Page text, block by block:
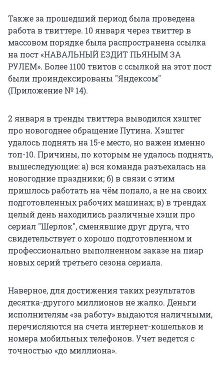
Также за прошедший период была проведена
работа в твиттере. 10 января через твиттер в
массовом порядке была распространена ссылка
на пост «НАВАЛЬНЫЙ ЕЗДИТ ПЬЯНЫМ ЗА
РУЛЕМ». Более 1100 твитов с ссылкой на этот пост
были проиндексированы "Яндексом"
(Приложение № 14).
2 января в тренды твиттера выводился хэштег
про новогоднее обращение Путина. Хэштег
удалось поднять на 15-е место, но важен именно
топ-10. Причины, по которым не удалось поднять,
вышеследующие: а) вся команда разъехалась на
новогодние праздники; б) в связи с этим
пришлось работать на чём попало, а не на своих
подготовленных рабочих машинах; в) в трендах
целый день находились различные хэши про
сериал "Шерлок", сменявшие друг друга, что
свидетельствует о хорошо подготовленном и
профессионально выполненном заказе на пиар
новых серий третьего сезона сериала.
Наверное, для достижения таких результатов
десятка-другого миллионов не жалко. Деньги
исполнителям «за работу» выдаются наличными,
перечисляются на счета интернет-кошельков и
номера мобильных телефонов. Учет ведется с
точностью «до миллиона».